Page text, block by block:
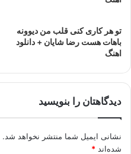
تو هر کاری کنی قلب من دیوونه
باهات هست رضا شایان + دانلود
اهنگ
دیدگاهتان را بنویسید
نشانی ایمیل شما منتشر نخواهد شد.
شده‌اند *